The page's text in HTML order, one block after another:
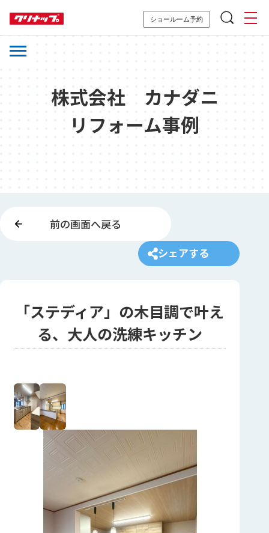
ショールーム予約
株式会社 カナダニ
リフォーム事例
前の画面へ戻る
シェアする
「ステディア」の木目調で叶え
る、大人の洗練キッチン